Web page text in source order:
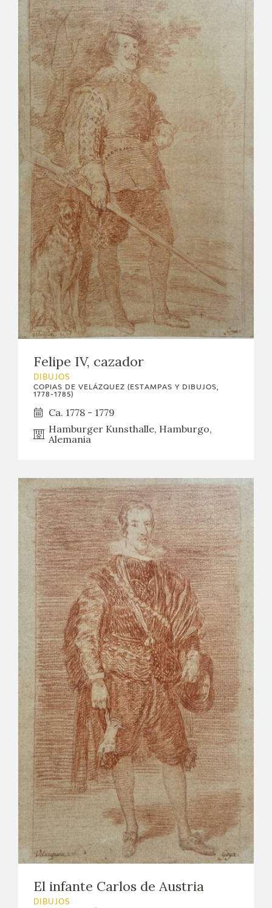
Felipe IV, cazador
DIBUJOS
COPIAS DE VELÁZQUEZ (ESTAMPAS Y DIBUJOS,
1778-1785)
Ca. 1778 - 1779
Hamburger Kunsthalle, Hamburgo,
Alemania
El infante Carlos de Austria
DIBUJOS